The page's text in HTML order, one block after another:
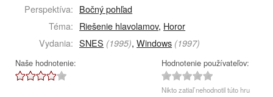
Perspektíva: Bočný pohľad
Téma: Riešenie hlavolamov, Horor
Vydania: SNES (1995),Windows (1997)
Naše hodnotenie: Hodnotenie používateľov:
Nikto zatiaľ nehodnotil túto hru